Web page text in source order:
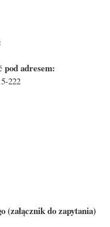
pod adresem:
222
(załącznik do zapytania)